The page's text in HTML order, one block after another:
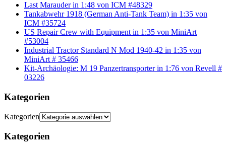
Last Marauder in 1:48 von ICM #48329
Tankabwehr 1918 (German Anti-Tank Team) in 1:35 von
ICM #35724
US Repair Crew with Equipment in 1:35 von MiniArt
#53004
Industrial Tractor Standard N Mod 1940-42 in 1:35 von
MiniArt # 35466
Kit-Archäologie: M 19 Panzertransporter in 1:76 von Revell #
03226
Kategorien
Kategorien
Kategorien